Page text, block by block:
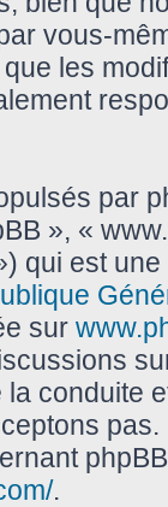
vous-
les
par
», «
qui est
sur
conduite
.